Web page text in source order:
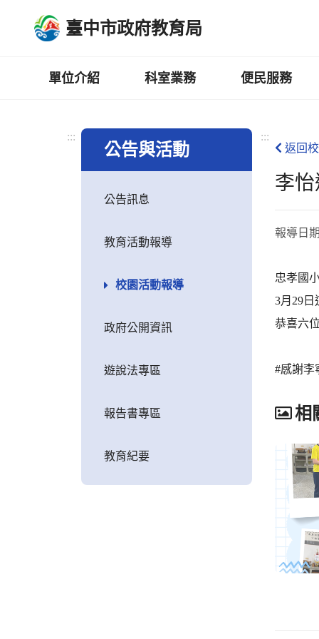
臺中市政府教育局
單位介紹 科室業務 便民服務
:::
公告與活動
公告訊息
教育活動報導
校園活動報導
政府公開資訊
遊說法專區
報告書專區
教育紀要
:::
返回
李
報導日
忠孝國
3月29
恭喜六
#感謝李
相